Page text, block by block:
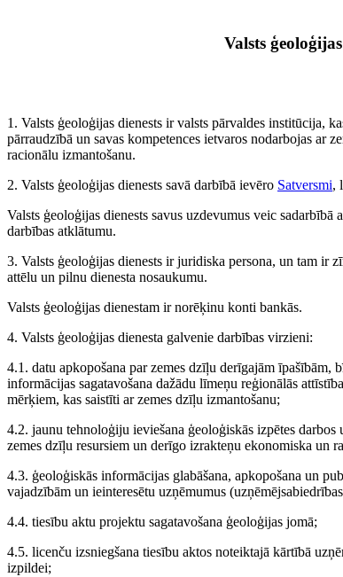
Valsts
1. Valsts ģeoloģijas dienests ir valsts pārvaldes institūcija,
pārraudzībā un savas kompetences ietvaros nodarbojas ar
racionālu izmantošanu.
2. Valsts ģeoloģijas dienests savā darbībā ievēro Satversmi,
Valsts ģeoloģijas dienests savus uzdevumus veic
darbības atklātumu.
3. Valsts ģeoloģijas dienests ir juridiska persona, un tam ir
attēlu un pilnu dienesta nosaukumu.
Valsts ģeoloģijas dienestam ir norēķinu konti bankās.
4. Valsts ģeoloģijas dienesta galvenie darbības virzieni:
4.1. datu apkopošana par zemes dzīļu derīgajām
informācijas sagatavošana dažādu līmeņu reģionālās
mērķiem, kas saistīti ar zemes dzīļu izmantošanu;
4.2. jaunu tehnoloģiju ieviešana ģeoloģiskās izpētes
zemes dzīļu resursiem un derīgo izrakteņu ekonomiska un
4.3. ģeoloģiskās informācijas glabāšana, apkopošana un
vajadzībām un ieinteresētu uzņēmumus
4.4. tiesību aktu projektu sagatavošana ģeoloģijas jomā;
4.5. licenču izsniegšana tiesību aktos noteiktajā kārtībā
izpildei;